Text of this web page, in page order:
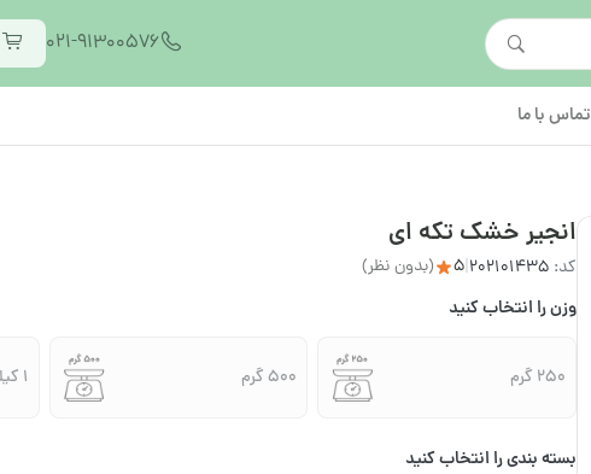
021-91300576
تماس با ما
انجیر خشک تکه‌ ای
کد: 202101435
|
5 (بدون نظر)
وزن را انتخاب کنید
250 گرم 500 گرم 1 کیلوگرم
بسته بندی را انتخاب کنید